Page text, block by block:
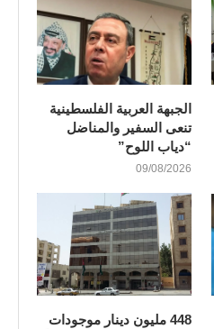
الجبهة العربية الفلسطينية
تنعى السفير والمناضل
“دياب اللوح”
09/08/2026
448 مليون دينار موجودات